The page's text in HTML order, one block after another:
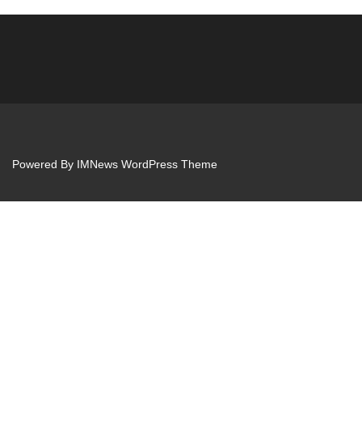
Powered By IMNews WordPress Theme